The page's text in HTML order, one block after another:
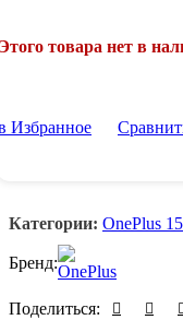
товара нет в
Избранное
Категории: OnePlus 15
Бренд:
Поделиться: